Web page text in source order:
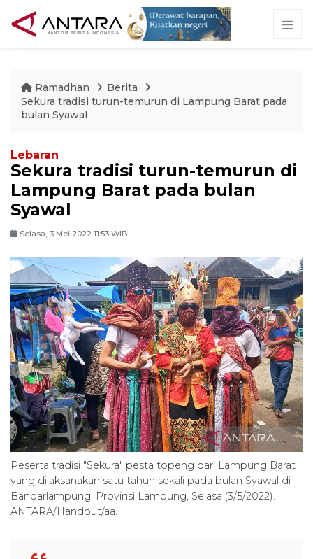
Ramadhan
Berita
Sekura tradisi turun-temurun di Lampung Barat pada
bulan Syawal
Lebaran
Sekura tradisi turun-temurun di
Lampung Barat pada bulan
Syawal
Selasa, 3 Mei 2022 11:53 WIB
Peserta tradisi "Sekura" pesta topeng dari Lampung Barat
yang dilaksanakan satu tahun sekali pada bulan Syawal di
Bandarlampung, Provinsi Lampung, Selasa (3/5/2022).
ANTARA/Handout/aa.